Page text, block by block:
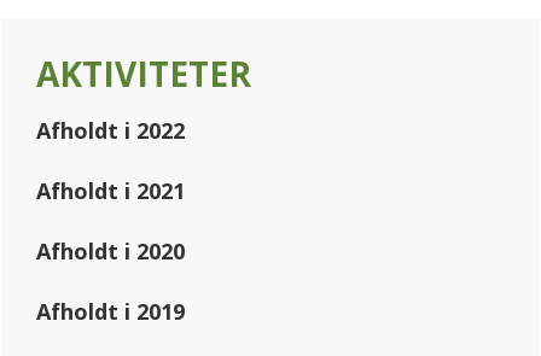
Sidebar
AKTIVITETER
Afholdt i 2022
Afholdt i 2021
Afholdt i 2020
Afholdt i 2019